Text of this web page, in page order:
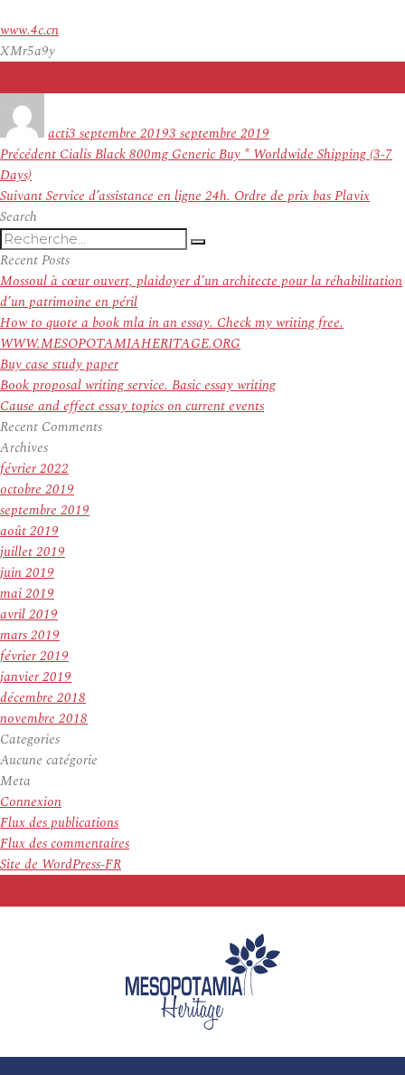
www.4c.cn
XMr5a9y
actile
3 septembre 20193 septembre 2019
Navigation
de
l’article
Précédent Article
Cialis Black 800mg Generic Buy * Worldwide Shipping (3-7
Days)
SuivantArticle
Service d’assistance en ligne 24h. Ordre de prix bas Plavix
Search
Recherche
pour
:
Recherche
Recent Posts
Mossoul à cœur ouvert, plaidoyer d’un architecte pour la réhabilitation
d’un patrimoine en péril
How to quote a book mla in an essay. Check my writing free.
WWW.MESOPOTAMIAHERITAGE.ORG
Buy case study paper
Book proposal writing service. Basic essay writing
Cause and effect essay topics on current events
Recent Comments
Archives
février 2022
octobre 2019
septembre 2019
août 2019
juillet 2019
juin 2019
mai 2019
avril 2019
mars 2019
février 2019
janvier 2019
décembre 2018
novembre 2018
Categories
Aucune catégorie
Meta
Connexion
Flux des publications
Flux des commentaires
Site de WordPress-FR